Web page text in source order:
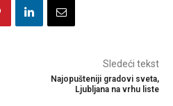
Sledeći tekst
Najopušteniji gradovi sveta,
Ljubljana na vrhu liste